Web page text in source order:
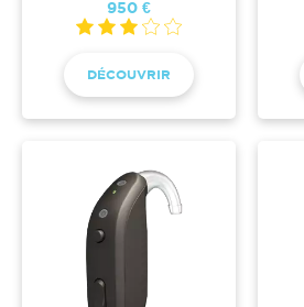
950 €
DÉCOUVRIR